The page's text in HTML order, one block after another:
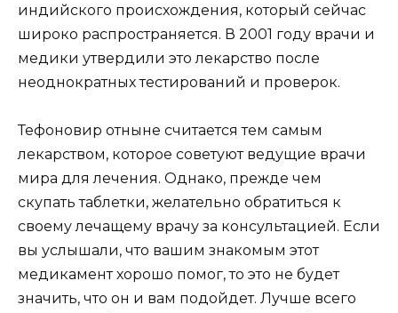
индийского происхождения, который сейчас
широко распространяется. В 2001 году врачи и
медики утвердили это лекарство после
неоднократных тестирований и проверок.
Тефоновир отныне считается тем самым
лекарством, которое советуют ведущие врачи
мира для лечения. Однако, прежде чем
скупать таблетки, желательно обратиться к
своему лечащему врачу за консультацией. Если
вы услышали, что вашим знакомым этот
медикамент хорошо помог, то это не будет
значить, что он и вам подойдет. Лучше всего